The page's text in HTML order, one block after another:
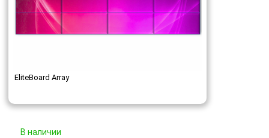
EliteBoard Array
В наличии